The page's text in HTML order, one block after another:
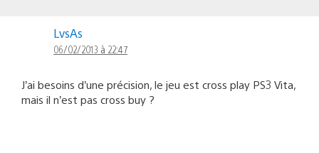
LvsAs
06/02/2013 à 22:47
J’ai besoins d’une précision, le jeu est cross play PS3 Vita,
mais il n’est pas cross buy ?